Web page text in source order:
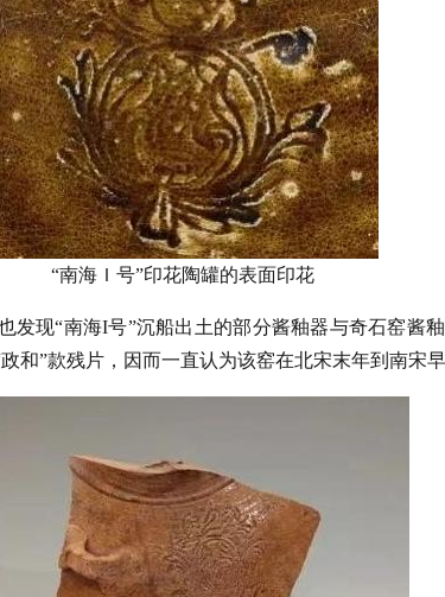
“南海Ｉ号”印花陶罐的表面印花
发现“南海I号”沉船出土的部分酱釉器与奇石窑酱
和”款残片，因而一直认为该窑在北宋末年到南宋